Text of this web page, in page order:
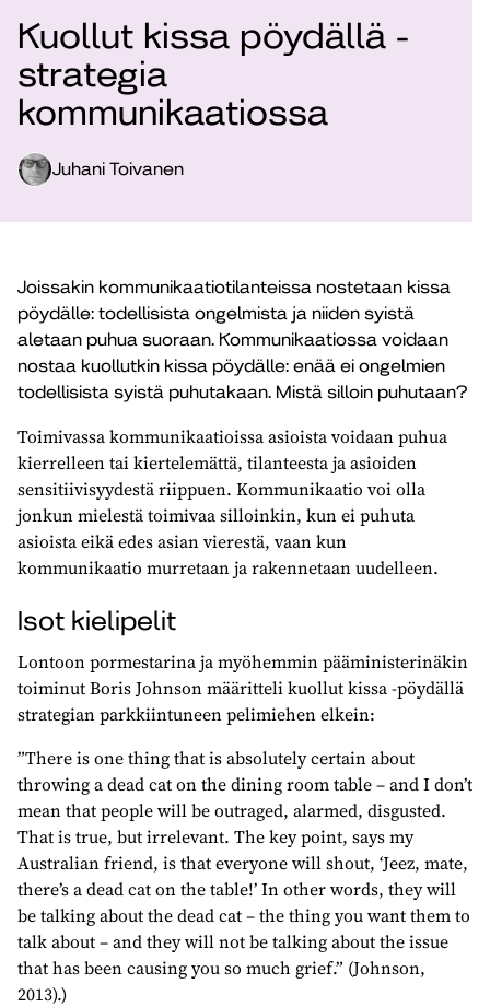
Kuollut kissa pöydällä -
strategia
kommunikaatiossa
Juhani Toivanen
Joissakin kommunikaatiotilanteissa nostetaan kissa
pöydälle: todellisista ongelmista ja niiden syistä
aletaan puhua suoraan. Kommunikaatiossa voidaan
nostaa kuollutkin kissa pöydälle: enää ei ongelmien
todellisista syistä puhutakaan. Mistä silloin puhutaan?
Toimivassa kommunikaatioissa asioista voidaan puhua
kierrelleen tai kiertelemättä, tilanteesta ja asioiden
sensitiivisyydestä riippuen. Kommunikaatio voi olla
jonkun mielestä toimivaa silloinkin, kun ei puhuta
asioista eikä edes asian vierestä, vaan kun
kommunikaatio murretaan ja rakennetaan uudelleen.
Isot kielipelit
Lontoon pormestarina ja myöhemmin pääministerinäkin
toiminut Boris Johnson määritteli kuollut kissa -pöydällä
strategian parkkiintuneen pelimiehen elkein:
”There is one thing that is absolutely certain about
throwing a dead cat on the dining room table – and I don’t
mean that people will be outraged, alarmed, disgusted.
That is true, but irrelevant. The key point, says my
Australian friend, is that everyone will shout, ‘Jeez, mate,
there’s a dead cat on the table!’ In other words, they will
be talking about the dead cat – the thing you want them to
talk about – and they will not be talking about the issue
that has been causing you so much grief.” (Johnson,
2013).)